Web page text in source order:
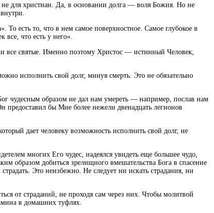
для христиан. Да, в основании долга — воля Божия. Но не
То есть то, что в нем самое поверхностное. Самое глубокое в
что есть у него».
все святые. Именно поэтому Христос — истинный Человек,
исполнить свой долг, минуя смерть. Это не обязательно
чудесным образом не дал нам умереть — например, послав нам
бы Мне более нежели двенадцать легионов
дает человеку возможность исполнить свой долг, не
многих Его чудес, надеялся увидеть еще большее чудо,
образом добиться зрелищного вмешательства Бога в спасение
Это неизбежно. Не следует ни искать страдания, ни
от страданий, не проходя сам через них. Чтобы молитвой
в домашних туфлях.